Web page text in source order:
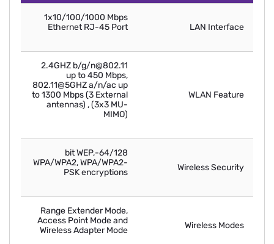
LAN Interface
1x10/100/1000 Mbps
Ethernet RJ-45 Port
WLAN Feature
802.11@2.4GHZ b/g/n
up to 450 Mbps,
802.11@5GHZ a/n/ac up
to 1300 Mbps (3 External
antennas) , (3x3 MU-
MIMO)
Wireless Security
64/128-bit WEP,
WPA/WPA2, WPA/WPA2-
PSK encryptions
Wireless Modes
Range Extender Mode,
Access Point Mode and
Wireless Adapter Mode